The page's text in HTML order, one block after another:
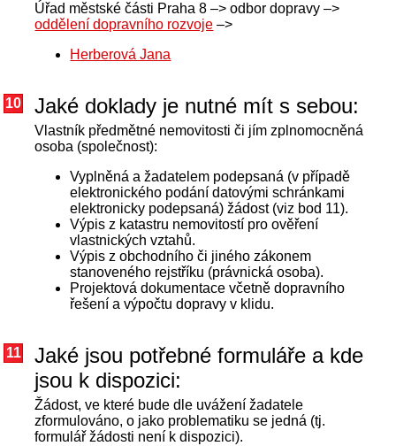
Úřad městské části Praha 8 –> odbor dopravy –>
oddělení dopravního rozvoje –>
Herberová Jana
10 Jaké doklady je nutné mít s sebou:
Vlastník předmětné nemovitosti či jím zplnomocněná
osoba (společnost):
Vyplněná a žadatelem podepsaná (v případě
elektronického podání datovými schránkami
elektronicky podepsaná) žádost (viz bod 11).
Výpis z katastru nemovitostí pro ověření
vlastnických vztahů.
Výpis z obchodního či jiného zákonem
stanoveného rejstříku (právnická osoba).
Projektová dokumentace včetně dopravního
řešení a výpočtu dopravy v klidu.
11
Jaké jsou potřebné formuláře a kde
jsou k dispozici:
Žádost, ve které bude dle uvážení žadatele
zformulováno, o jako problematiku se jedná (tj.
formulář žádosti není k dispozici).